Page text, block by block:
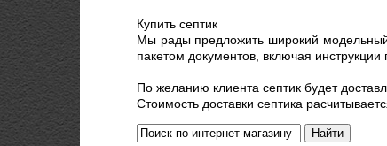
Купить септик
Мы рады предложить широкий модельный
пакетом документов, включая
По желанию клиента септик будет
Стоимость доставки септика